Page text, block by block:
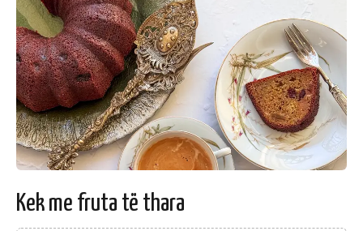
Kek me fruta të thara